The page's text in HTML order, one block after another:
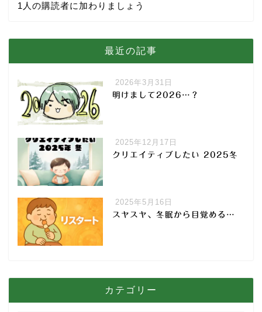
1人の購読者に加わりましょう
最近の記事
2026年3月31日
明けまして2026…？
2025年12月17日
クリエイティブしたい 2025冬
2025年5月16日
スヤスヤ、冬眠から目覚める…
カテゴリー